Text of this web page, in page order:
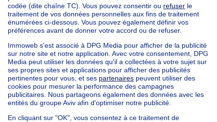
Nos maisons hors de la Belgique
Maison à vendre France
Maison à vendre Espagne
Maison à vendre Italie
Maison à vendre Luxembourg
Maison à vendre Pays-bas
Nos biens pas chèrsMaison à vendre pas cher
Appartements à louer pas cher
Nos biens à louer avec chambres
Appartement à vendre avec 3 chambres
Maison à vendre avec 3 chambres
Appartement à louer avec 3 chambres
Maison à louer avec 3 chambres
Appartement à louer avec 3 chambres Bruxelles-ville